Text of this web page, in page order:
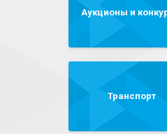
Аукционы и
Транспорт